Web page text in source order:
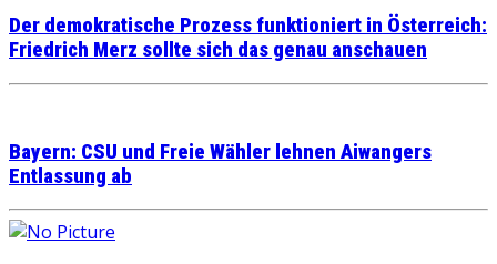
Der demokratische Prozess funktioniert in Österreich:
Friedrich Merz sollte sich das genau anschauen
Bayern: CSU und Freie Wähler lehnen Aiwangers
Entlassung ab